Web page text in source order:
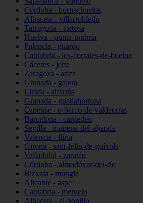
Córdoba - hornachuelos
Albacete - villarrobledo
Tarragona - tortosa
Huelva - punta-umbría
Palencia - guardo
Cantabria - los-corrales-de-buelna
Cáceres - jerte
Zaragoza - ariza
Granada - galera
Lleida - alfarràs
Granada - guadahortuna
Ourense - o-barco-de-valdeorras
Barcelona - cardedeu
Sevilla - mairena-del-aljarafe
Valencia - llíria
Girona - sant-feliu-de-guíxols
Valladolid - zaratán
Córdoba - almodóvar-del-río
Bizkaia - mungia
Alicante - aspe
Cantabria - meruelo
Albacete - el-bonillo